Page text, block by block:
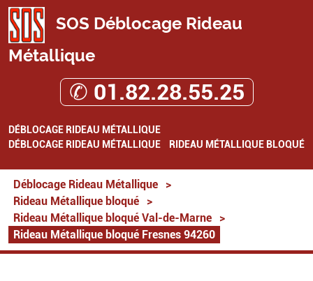
SOS Déblocage Rideau
Métallique
✆ 01.82.28.55.25
DÉBLOCAGE RIDEAU MÉTALLIQUE
DÉBLOCAGE RIDEAU MÉTALLIQUE
RIDEAU MÉTALLIQUE BLOQUÉ
Déblocage Rideau Métallique
>
Rideau Métallique bloqué
>
Rideau Métallique bloqué Val-de-Marne
>
Rideau Métallique bloqué Fresnes 94260